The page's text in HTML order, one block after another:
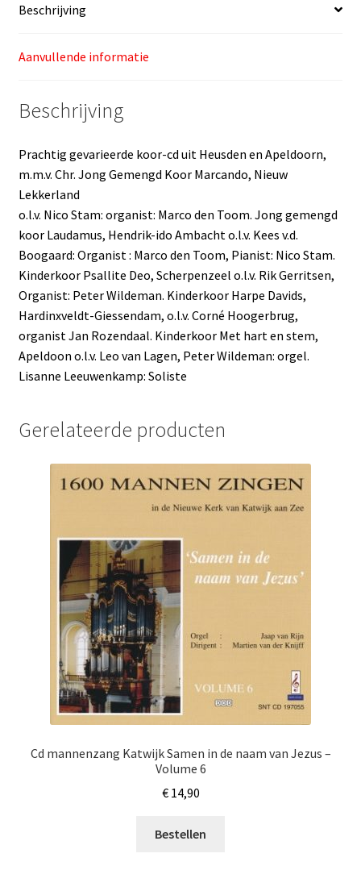
Beschrijving
Aanvullende informatie
Beschrijving
Prachtig gevarieerde koor-cd uit Heusden en Apeldoorn,
m.m.v. Chr. Jong Gemengd Koor Marcando, Nieuw
Lekkerland
o.l.v. Nico Stam: organist: Marco den Toom. Jong gemengd
koor Laudamus, Hendrik-ido Ambacht o.l.v. Kees v.d.
Boogaard: Organist : Marco den Toom, Pianist: Nico Stam.
Kinderkoor Psallite Deo, Scherpenzeel o.l.v. Rik Gerritsen,
Organist: Peter Wildeman. Kinderkoor Harpe Davids,
Hardinxveldt-Giessendam, o.l.v. Corné Hoogerbrug,
organist Jan Rozendaal. Kinderkoor Met hart en stem,
Apeldoon o.l.v. Leo van Lagen, Peter Wildeman: orgel.
Lisanne Leeuwenkamp: Soliste
Gerelateerde producten
Cd mannenzang Katwijk Samen in de naam van Jezus –
Volume 6
€14,90
Bestellen